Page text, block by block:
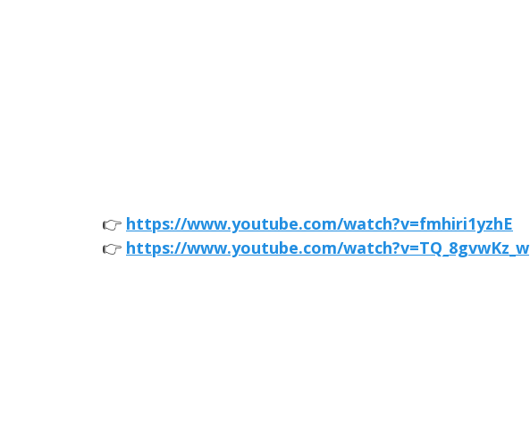
👉 https://www.youtube.com/watch?v=fmhiri1yzhE
👉 https://www.youtube.com/watch?v=TQ_8gvwKz_w